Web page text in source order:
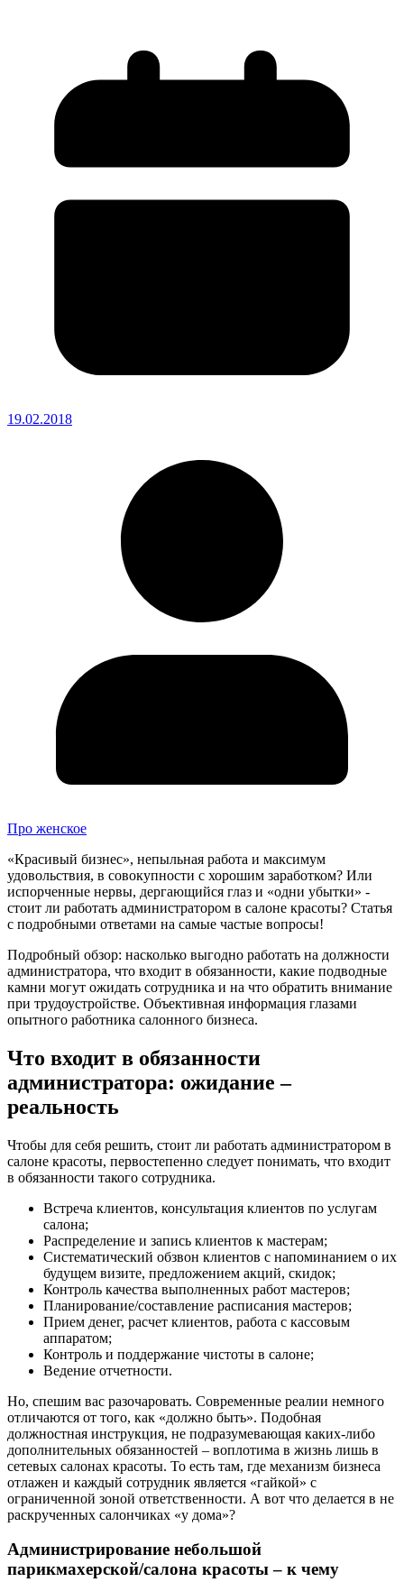
19.02.2018
Про женское
«Красивый бизнес», непыльная работа и максимум
удовольствия, в совокупности с хорошим заработком? Или
испорченные нервы, дергающийся глаз и «одни убытки» -
стоит ли работать администратором в салоне красоты? Статья
c подробными ответами на самые частые вопросы!
Подробный обзор: насколько выгодно работать на должности
администратора, что входит в обязанности, какие подводные
камни могут ожидать сотрудника и на что обратить внимание
при трудоустройстве. Объективная информация глазами
опытного работника салонного бизнеса.
Что входит в обязанности
администратора: ожидание –
реальность
Чтобы для себя решить, стоит ли работать администратором в
салоне красоты, первостепенно следует понимать, что входит
в обязанности такого сотрудника.
Встреча клиентов, консультация клиентов по услугам
салона;
Распределение и запись клиентов к мастерам;
Систематический обзвон клиентов с напоминанием о их
будущем визите, предложением акций, скидок;
Контроль качества выполненных работ мастеров;
Планирование/составление расписания мастеров;
Прием денег, расчет клиентов, работа с кассовым
аппаратом;
Контроль и поддержание чистоты в салоне;
Ведение отчетности.
Но, спешим вас разочаровать. Современные реалии немного
отличаются от того, как «должно быть». Подобная
должностная инструкция, не подразумевающая каких-либо
дополнительных обязанностей – воплотима в жизнь лишь в
сетевых салонах красоты. То есть там, где механизм бизнеса
отлажен и каждый сотрудник является «гайкой» с
ограниченной зоной ответственности. А вот что делается в не
раскрученных салончиках «у дома»?
Администрирование небольшой
парикмахерской/салона красоты – к чему